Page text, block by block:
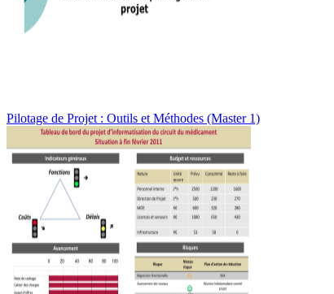
Pilotage de Projet : Outils et Méthodes (Master 1)